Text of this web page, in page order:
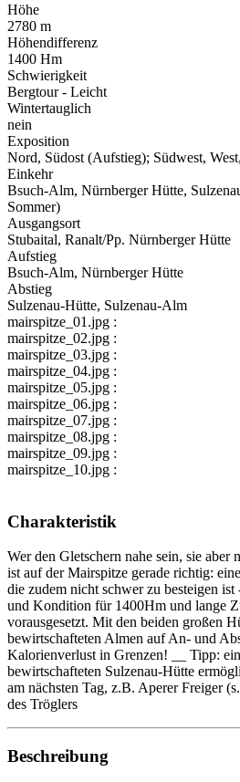
Höhe
2780 m
Höhendifferenz
1400 Hm
Schwierigkeit
Bergtour - Leicht
Wintertauglich
nein
Exposition
Nord, Südost (Aufstieg); Südwest,
Einkehr
Bsuch-Alm, Nürnberger Hütte,
Sommer)
Ausgangsort
Stubaital, Ranalt/Pp. Nürnberger Hütte
Aufstieg
Bsuch-Alm, Nürnberger Hütte
Abstieg
Sulzenau-Hütte, Sulzenau-Alm
mairspitze_01.jpg :
mairspitze_02.jpg :
mairspitze_03.jpg :
mairspitze_04.jpg :
mairspitze_05.jpg :
mairspitze_06.jpg :
mairspitze_07.jpg :
mairspitze_08.jpg :
mairspitze_09.jpg :
mairspitze_10.jpg :
Charakteristik
Wer den Gletschern nahe sein, sie aber
ist auf der Mairspitze gerade richtig:
die zudem nicht schwer zu besteigen ist
und Kondition für 1400Hm und lange
vorausgesetzt. Mit den beiden großen
bewirtschafteten Almen auf An- und
Kalorienverlust in Grenzen! __ Tipp:
bewirtschafteten Sulzenau-Hütte
am nächsten Tag, z.B. Aperer Freiger
des Tröglers
Beschreibung